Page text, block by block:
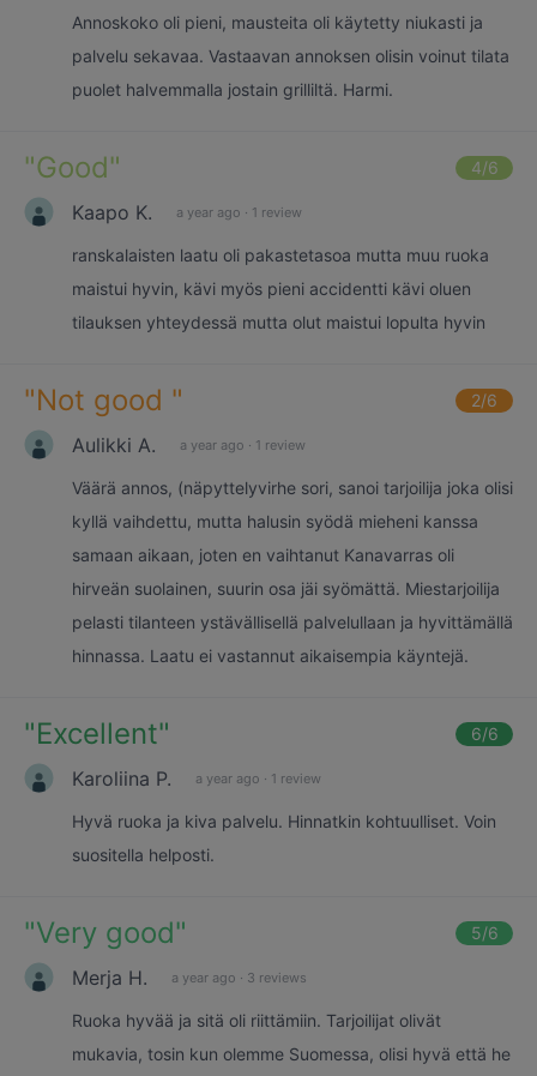
Annoskoko oli pieni, mausteita oli käytetty niukasti ja
palvelu sekavaa. Vastaavan annoksen olisin voinut tilata
puolet halvemmalla jostain grilliltä. Harmi.
"Good" 4/6
Kaapo K. a year ago · 1 review
ranskalaisten laatu oli pakastetasoa mutta muu ruoka
maistui hyvin, kävi myös pieni accidentti kävi oluen
tilauksen yhteydessä mutta olut maistui lopulta hyvin
"Not good " 2/6
Aulikki A. a year ago · 1 review
Väärä annos, (näpyttelyvirhe sori, sanoi tarjoilija joka olisi
kyllä vaihdettu, mutta halusin syödä mieheni kanssa
samaan aikaan, joten en vaihtanut Kanavarras oli
hirveän suolainen, suurin osa jäi syömättä. Miestarjoilija
pelasti tilanteen ystävällisellä palvelullaan ja hyvittämällä
hinnassa. Laatu ei vastannut aikaisempia käyntejä.
"Excellent" 6/6
Karoliina P. a year ago · 1 review
Hyvä ruoka ja kiva palvelu. Hinnatkin kohtuulliset. Voin
suositella helposti.
"Very good" 5/6
Merja H. a year ago · 3 reviews
Ruoka hyvää ja sitä oli riittämiin. Tarjoilijat olivät
mukavia, tosin kun olemme Suomessa, olisi hyvä että he